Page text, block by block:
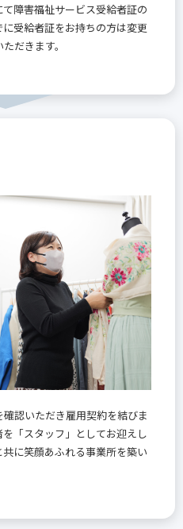
障害福祉サービス受給者証の
受給者証をお持ちの方は変更
だきます。
認いただき雇用契約を結びま
「スタッフ」としてお迎えし
に笑顔あふれる事業所を築い